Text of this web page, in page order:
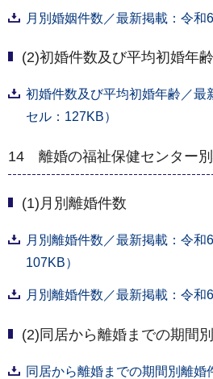
月別婚姻件数／最新掲載：令和
(2)初婚件数及び平均初婚年齢
初婚件数及び平均初婚年齢／最
セル：127KB）
14 離婚の福祉保健センター
(1)月別離婚件数
月別離婚件数／最新掲載：令和
107KB）
月別離婚件数／最新掲載：令和
(2)同居から離婚までの期間
同居から離婚までの期間別離婚